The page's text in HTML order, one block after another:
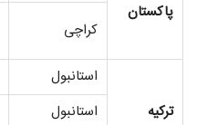
پاکستان
کراچی
ترکیه
استانبول
استانبول